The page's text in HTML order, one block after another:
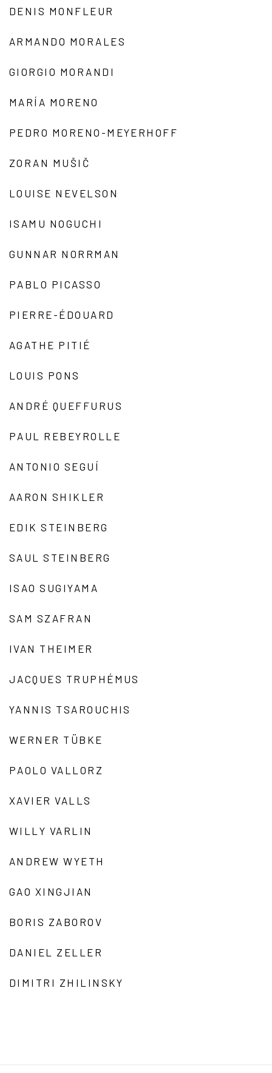
DENIS MONFLEUR
ARMANDO MORALES
GIORGIO MORANDI
MARÍA MORENO
PEDRO MORENO-MEYERHOFF
ZORAN MUŠIČ
LOUISE NEVELSON
ISAMU NOGUCHI
GUNNAR NORRMAN
PABLO PICASSO
PIERRE-ÉDOUARD
AGATHE PITIÉ
LOUIS PONS
ANDRÉ QUEFFURUS
PAUL REBEYROLLE
ANTONIO SEGUÍ
AARON SHIKLER
EDIK STEINBERG
SAUL STEINBERG
ISAO SUGIYAMA
SAM SZAFRAN
IVAN THEIMER
JACQUES TRUPHÉMUS
YANNIS TSAROUCHIS
WERNER TÜBKE
PAOLO VALLORZ
XAVIER VALLS
WILLY VARLIN
ANDREW WYETH
GAO XINGJIAN
BORIS ZABOROV
DANIEL ZELLER
DIMITRI ZHILINSKY